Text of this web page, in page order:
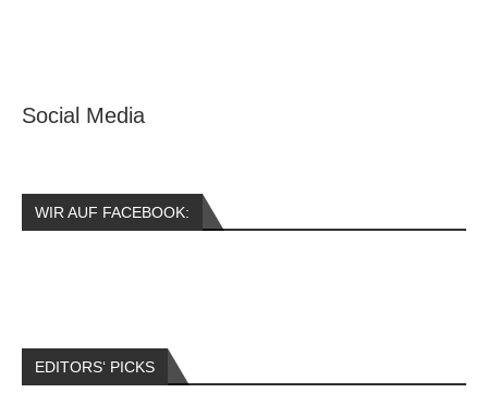
Social Media
WIR AUF FACEBOOK:
EDITORS‘ PICKS